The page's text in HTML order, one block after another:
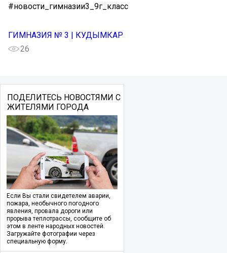
#новости_гимназии3_9г_класс
ГИМНАЗИЯ № 3 | КУДЫМКАР
26
ПОДЕЛИТЕСЬ НОВОСТЯМИ С
ЖИТЕЛЯМИ ГОРОДА
Если Вы стали свидетелем аварии,
пожара, необычного погодного
явления, провала дороги или
прорыва теплотрассы, сообщите об
этом в ленте народных новостей.
Загружайте фотографии через
специальную форму.